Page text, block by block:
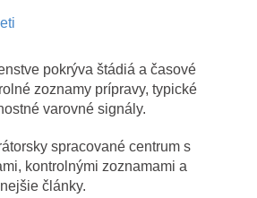
pokrýva štádiá a časové
zoznamy prípravy, typické
varovné signály.
spracované centrum s
kontrolnými zoznamami a
články.